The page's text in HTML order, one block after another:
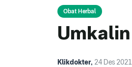
Obat Herbal
Umkalin
Klikdokter, 24 Des 2021